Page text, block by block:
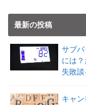
最新の投稿
サブバ
には
失敗談
キャ